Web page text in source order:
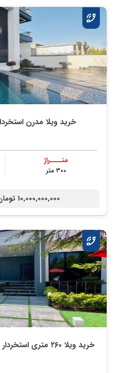
خرید ویلا مدرن
متــــراژ
۳۰۰ متر
10,000,000,000 تومان /
خرید ویلا ۲۶۰ متری استخردار شهرکی نعمت آباد چمستان